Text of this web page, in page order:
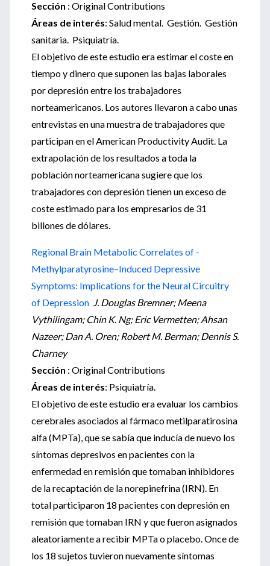
Sección : Original Contributions
Áreas de interés: Salud mental. Gestión. Gestión
sanitaria. Psiquiatría.
El objetivo de este estudio era estimar el coste en
tiempo y dinero que suponen las bajas laborales
por depresión entre los trabajadores
norteamericanos. Los autores llevaron a cabo unas
entrevistas en una muestra de trabajadores que
participan en el American Productivity Audit. La
extrapolación de los resultados a toda la
población norteamericana sugiere que los
trabajadores con depresión tienen un exceso de
coste estimado para los empresarios de 31
billones de dólares.
Regional Brain Metabolic Correlates of -
Methylparatyrosine–Induced Depressive
Symptoms: Implications for the Neural Circuitry
of Depression J. Douglas Bremner; Meena
Vythilingam; Chin K. Ng; Eric Vermetten; Ahsan
Nazeer; Dan A. Oren; Robert M. Berman; Dennis S.
Charney
Sección : Original Contributions
Áreas de interés: Psiquiatría.
El objetivo de este estudio era evaluar los cambios
cerebrales asociados al fármaco metilparatirosina
alfa (MPTa), que se sabía que inducía de nuevo los
síntomas depresivos en pacientes con la
enfermedad en remisión que tomaban inhibidores
de la recaptación de la norepinefrina (IRN). En
total participaron 18 pacientes con depresión en
remisión que tomaban IRN y que fueron asignados
aleatoriamente a recibir MPTa o placebo. Once de
los 18 sujetos tuvieron nuevamente síntomas